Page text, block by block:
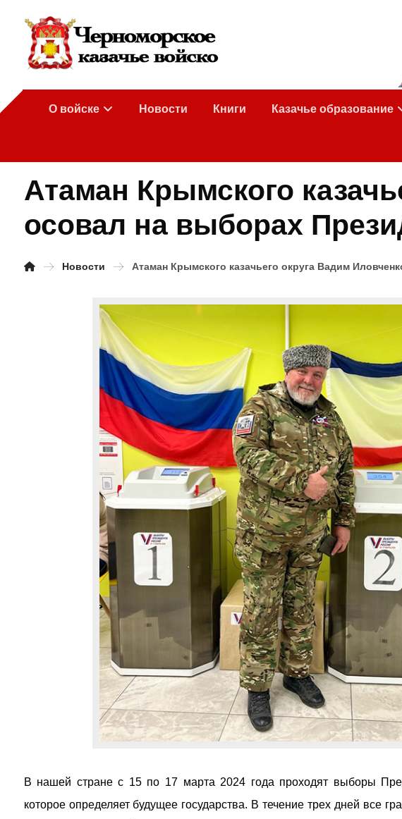
О войске Новости Книги Казачье образование
Атаман Крымского
осовал на выборах
Новости Атаман Крымского казачьего округа Вадим
В нашей стране с 15 по 17 марта 2024 года проходят выборы
которое определяет будущее государства. В течение трех дней все